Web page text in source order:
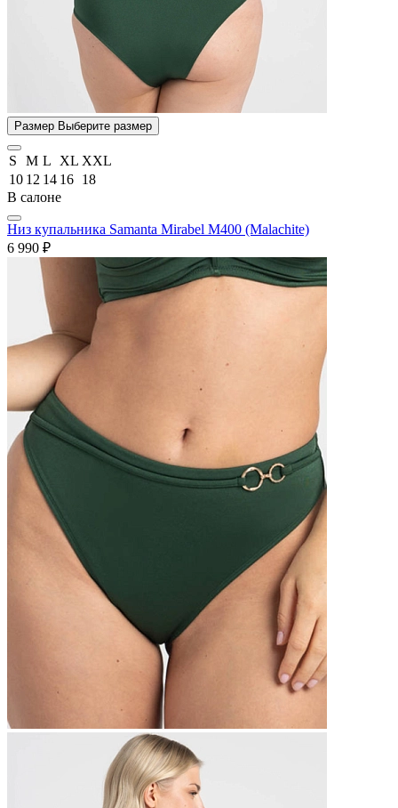
Размер Выберите размер
S M L XL XXL
10 12 14 16 18
В салоне
Низ купальника Samanta Mirabel M400 (Malachite)
6 990 ₽